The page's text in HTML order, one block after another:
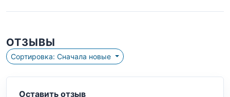
ОТЗЫВЫ
Сортировка: Сначала новые
Оставить отзыв